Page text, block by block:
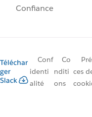
Confiance
Téléchar
ger
Slack
Conf
identi
alité
Co
nditi
ons
ces